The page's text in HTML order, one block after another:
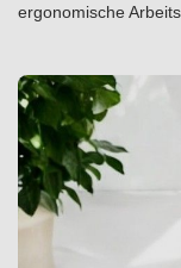
ergonomische